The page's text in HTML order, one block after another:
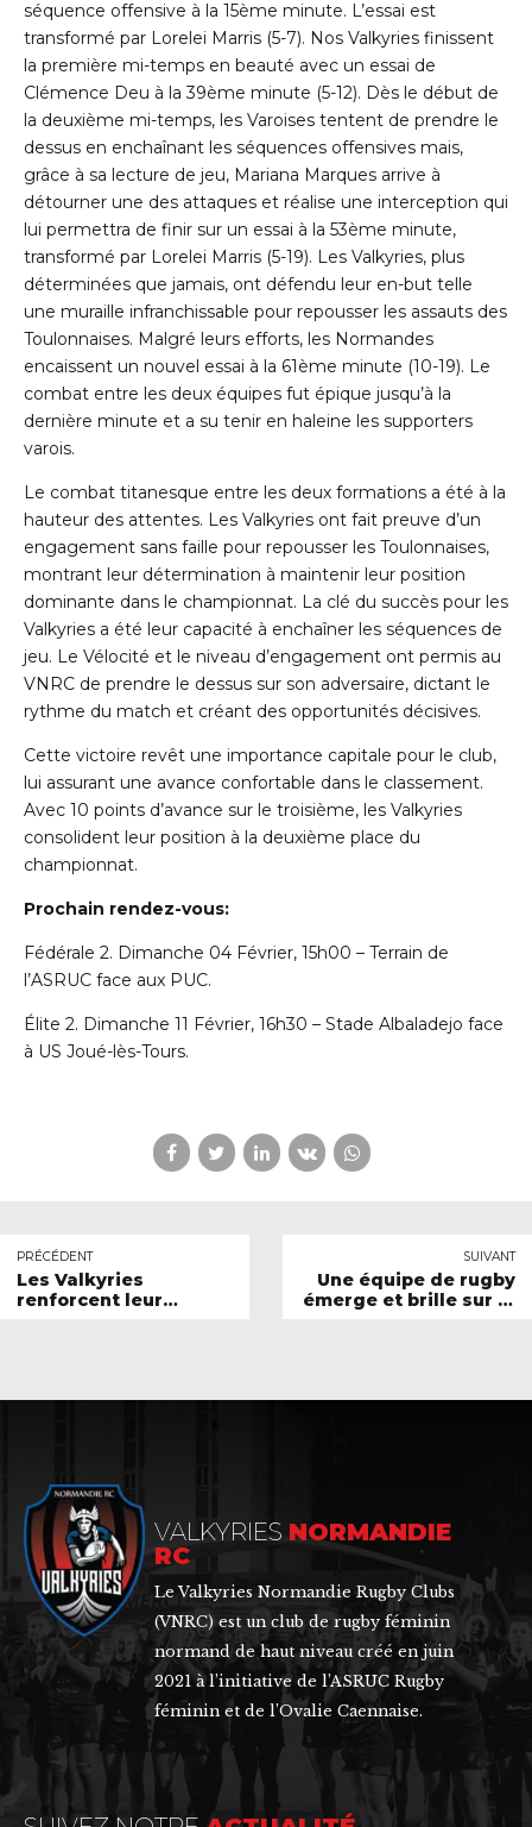
séquence offensive à la 15ème minute. L’essai est
transformé par Lorelei Marris (5-7). Nos Valkyries finissent
la première mi-temps en beauté avec un essai de
Clémence Deu à la 39ème minute (5-12). Dès le début de
la deuxième mi-temps, les Varoises tentent de prendre le
dessus en enchaînant les séquences offensives mais,
grâce à sa lecture de jeu, Mariana Marques arrive à
détourner une des attaques et réalise une interception qui
lui permettra de finir sur un essai à la 53ème minute,
transformé par Lorelei Marris (5-19). Les Valkyries, plus
déterminées que jamais, ont défendu leur en-but telle
une muraille infranchissable pour repousser les assauts des
Toulonnaises. Malgré leurs efforts, les Normandes
encaissent un nouvel essai à la 61 ème minute (10-19). Le
combat entre les deux équipes fut épique jusqu’à la
dernière minute et a su tenir en haleine les supporters
varois.
Le combat titanesque entre les deux formations a été à la
hauteur des attentes. Les Valkyries ont fait preuve d’un
engagement sans faille pour repousser les Toulonnaises,
montrant leur détermination à maintenir leur position
dominante dans le championnat. La clé du succès pour les
Valkyries a été leur capacité à enchaîner les séquences de
jeu. Le Vélocité et le niveau d’engagement ont permis au
VNRC de prendre le dessus sur son adversaire, dictant le
rythme du match et créant des opportunités décisives.
Cette victoire revêt une importance capitale pour le club,
lui assurant une avance confortable dans le classement.
Avec 10 points d’avance sur le troisième, les Valkyries
consolident leur position à la deuxième place du
championnat.
Prochain rendez-vous:
Fédérale 2. Dimanche 04 Février, 15h00 – Terrain de
l’ASRUC face aux PUC.
Élite 2. Dimanche 11 Février, 16h30 – Stade Albaladejo face
à US Joué-lès-Tours.
PRÉCÉDENT
Les Valkyries
renforcent leur
SUIVANT
Une équipe de rugby
émerge et brille sur la
VALKYRIES NORMANDIE
RC
Le Valkyries Normandie Rugby Clubs
(VNRC) est un club de rugby féminin
normand de haut niveau créé en juin
2021 à l’initiative de l’ASRUC Rugby
féminin et de l’Ovalie Caennaise.